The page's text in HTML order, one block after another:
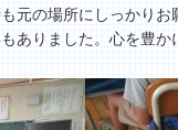
元の場所にしっかり
ありました。心を豊